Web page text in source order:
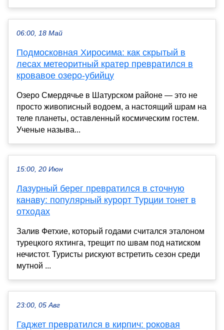
06:00, 18 Май
Подмосковная Хиросима: как скрытый в
лесах метеоритный кратер превратился в
кровавое озеро-убийцу
Озеро Смердячье в Шатурском районе — это не
просто живописный водоем, а настоящий шрам на
теле планеты, оставленный космическим гостем.
Ученые называ...
15:00, 20 Июн
Лазурный берег превратился в сточную
канаву: популярный курорт Турции тонет в
отходах
Залив Фетхие, который годами считался эталоном
турецкого яхтинга, трещит по швам под натиском
нечистот. Туристы рискуют встретить сезон среди
мутной ...
23:00, 05 Авг
Гаджет превратился в кирпич: роковая